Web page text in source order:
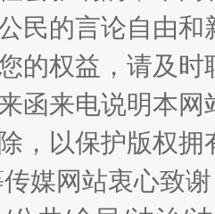
词
魏明亮
民的言论自由
的权益，请及
函来电说明本
，以保护版权
媒网站衷心致